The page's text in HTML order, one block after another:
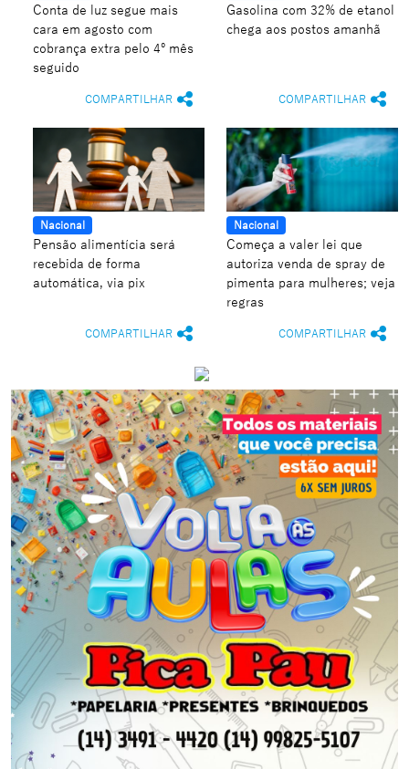
Conta de luz segue mais
cara em agosto com
cobrança extra pelo 4º mês
seguido
COMPARTILHAR
Gasolina com 32% de etanol
chega aos postos amanhã
COMPARTILHAR
Nacional
Pensão alimentícia será
recebida de forma
automática, via pix
COMPARTILHAR
Nacional
Começa a valer lei que
autoriza venda de spray de
pimenta para mulheres; veja
regras
COMPARTILHAR